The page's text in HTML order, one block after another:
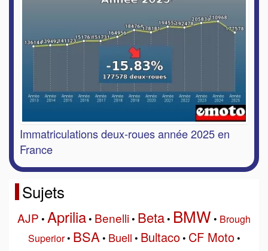
Immatriculations deux-roues année 2025 en
France
Sujets
AJP • Aprilia• Benelli• Beta• BMW • Brough
Superior• BSA• Buell • Bultaco• CF Moto•